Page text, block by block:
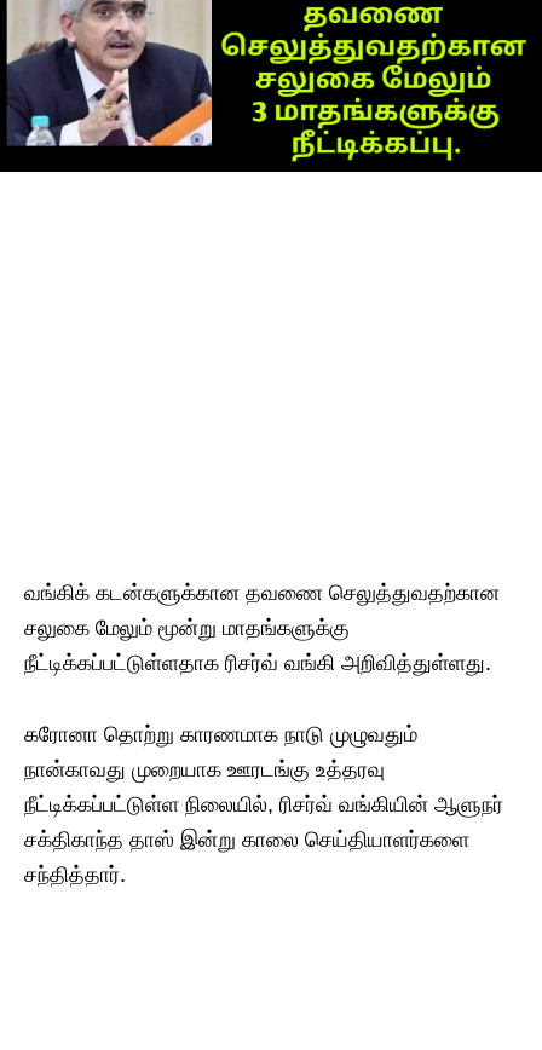
வங்கிக் கடன்களுக்கான தவணை செலுத்துவதற்கான
சலுகை மேலும் மூன்று மாதங்களுக்கு
நீட்டிக்கப்பட்டுள்ளதாக ரிசர்வ் வங்கி அறிவித்துள்ளது.
கரோனா தொற்று காரணமாக நாடு முழுவதும்
நான்காவது முறையாக ஊரடங்கு உத்தரவு
நீட்டிக்கப்பட்டுள்ள நிலையில், ரிசர்வ் வங்கியின் ஆளுநர்
சக்திகாந்த தாஸ் இன்று காலை செய்தியாளர்களை
சந்தித்தார்.